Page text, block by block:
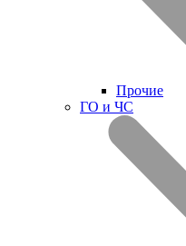
Прочие
ГО и ЧС